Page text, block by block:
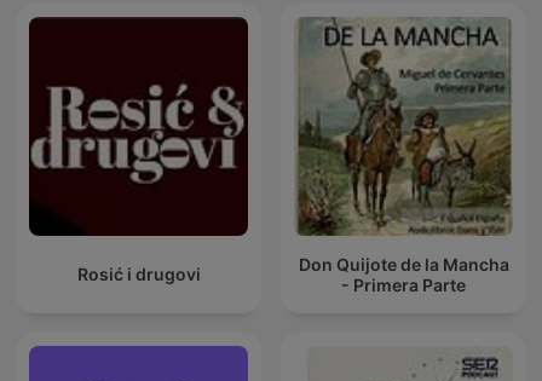
Don Quijote de la Mancha
- Primera Parte
Rosić i drugovi